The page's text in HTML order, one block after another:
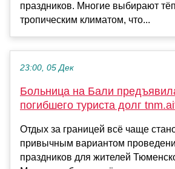
праздников. Многие выбирают
тропическим климатом, что...
23:00, 05 Дек
Больница на Бали
погибшего туриста долг
Отдых за границей всё чаще
привычным вариантом
праздников для жителей